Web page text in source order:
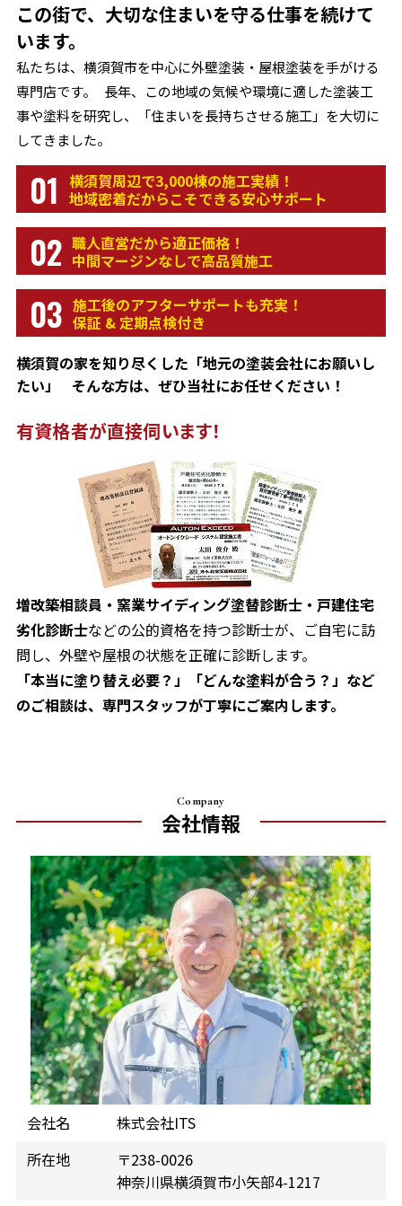
この街で、大切な住まいを守る仕事を続けて
います。
私たちは、横須賀市を中心に外壁塗装・屋根塗装を手がける
専門店です。 長年、この地域の気候や環境に適した塗装工
事や塗料を研究し、「住まいを長持ちさせる施工」を大切に
してきました。
01 横須賀周辺で3,000棟の施工実績！
地域密着だからこそできる安心サポート
02 職人直営だから適正価格！
中間マージンなしで高品質施工
03 施工後のアフターサポートも充実！
保証 & 定期点検付き
横須賀の家を知り尽くした「地元の塗装会社にお願いし
たい」 そんな方は、ぜひ当社にお任せください！
有資格者が直接伺います！
増改築相談員・窯業サイディング塗替診断士・戸建住宅
劣化診断士などの公的資格を持つ診断士が、ご自宅に訪
問し、外壁や屋根の状態を正確に診断します。
「本当に塗り替え必要？」「どんな塗料が合う？」など
のご相談は、専門スタッフが丁寧にご案内します。
Company
会社情報
会社名
株式会社ITS
所在地
〒238-0026
神奈川県横須賀市小矢部4-1217